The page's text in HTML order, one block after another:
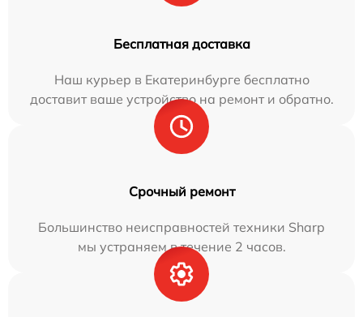
Бесплатная доставка
Наш курьер в Екатеринбурге бесплатно
доставит ваше устройство на ремонт и обратно.
Срочный ремонт
Большинство неисправностей техники Sharp
мы устраняем в течение 2 часов.